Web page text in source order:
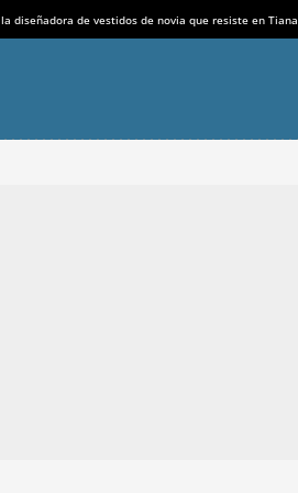
la diseñadora de vestidos de novia que resiste en Tiana